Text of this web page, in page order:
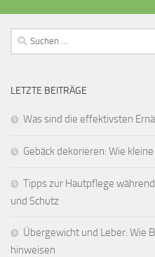
Suchen
nach:
LETZTE BEITRÄGE
Was sind die effektivsten
Gebäck dekorieren: Wie
Tipps zur Hautpflege
und Schutz
Übergewicht und Leber: Wie
hinweisen